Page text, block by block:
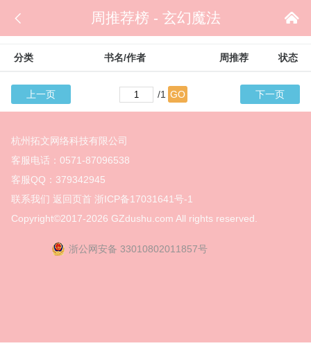
 
周推荐榜 - 玄幻魔法
分类 书名/作者 周推荐 状态
上一页 /1 GO 下一页
杭州拓文网络科技有限公司
客服电话：0571-87096538
客服QQ：379342945
联系我们 返回页首 浙ICP备17031641号-1
Copyright©2017-2026 GZdushu.com All rights reserved.
浙公网安备 33010802011857号